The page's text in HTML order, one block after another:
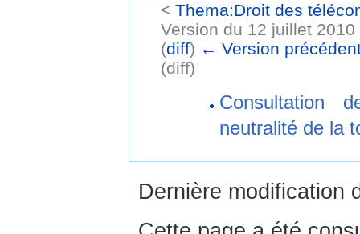
< Thema:Droit des
Version du 12 juillet
(diff) ← Version
(diff)
Consultation
neutralité de la
Dernière modification